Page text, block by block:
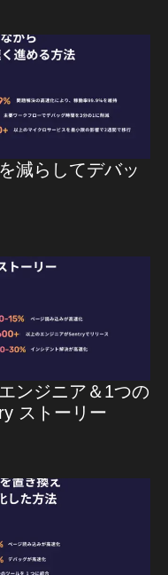
減らしてデバッ
ンジニア＆1つの
ストーリー